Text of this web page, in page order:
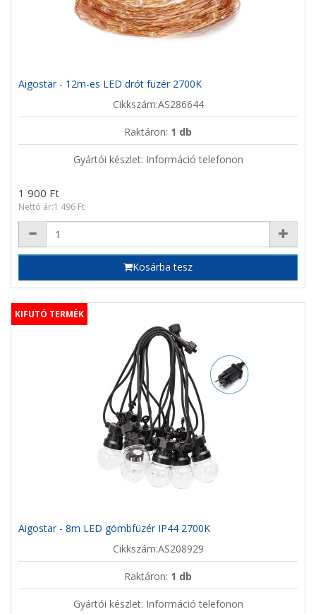
Aigostar - 12m-es LED drót füzér 2700K
Cikkszám:AS286644
Raktáron: 1 db
Gyártói készlet: Információ telefonon
1 900 Ft
Nettó ár:1 496 Ft
Kosárba tesz
KIFUTÓ TERMÉK
Aigostar - 8m LED gömbfüzér IP44 2700K
Cikkszám:AS208929
Raktáron: 1 db
Gyártói készlet: Információ telefonon